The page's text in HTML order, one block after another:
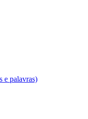
e palavras)